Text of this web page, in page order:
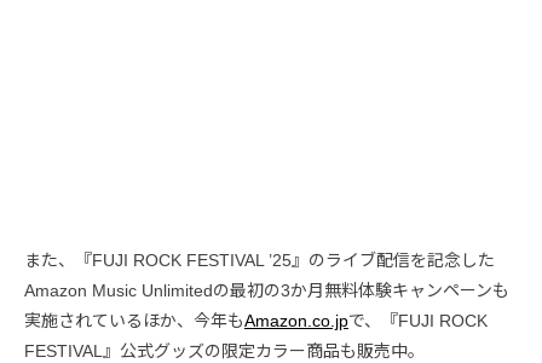
また、『FUJI ROCK FESTIVAL ’25』のライブ配信を記念した
Amazon Music Unlimitedの最初の3か月無料体験キャンペーンも
実施されているほか、今年もAmazon.co.jpで、『FUJI ROCK
FESTIVAL』公式グッズの限定カラー商品も販売中。